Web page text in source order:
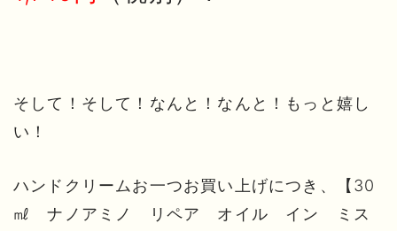
そして！そして！なんと！なんと！もっと嬉し
い！
ハンドクリームお一つお買い上げにつき、【30
㎖ ナノアミノ リペア オイル イン ミス